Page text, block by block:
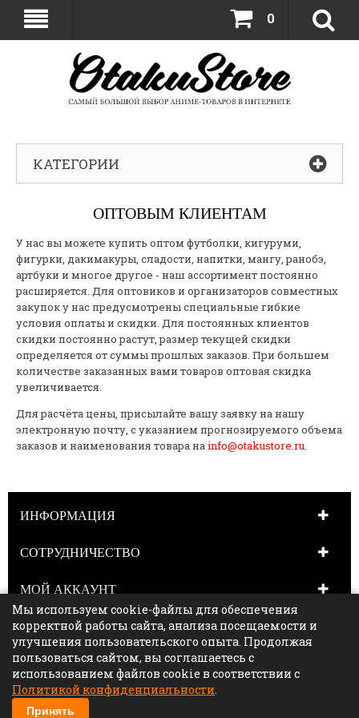
0
КАТЕГОРИИ
ОПТОВЫМ КЛИЕНТАМ
Унас вы можете купить оптом футболки, кигуруми,
фигурки, дакимакуры, сладости, напитки, мангу, ранобэ,
артбуки и многое другое - наш ассортимент постоянно
расширяется. Для оптовиков и организаторов совместных
закупок у нас предусмотрены специальные гибкие
условия оплаты и скидки. Для постоянных клиентов
скидки постоянно растут, размер текущей скидки
определяется от суммы прошлых заказов. При большем
количестве заказанных вами товаров оптовая скидка
увеличивается.
Для расчёта цены, присылайте вашу заявку на нашу
электронную почту, с указанием прогнозируемого объема
заказов и наименования товара наinfo@otakustore.ru.
ИНФОРМАЦИЯ
СОТРУДНИЧЕСТВО
МОЙ АККАУНТ
НАШИ ПАРТНЁРЫ
КОНТАКТЫ
Мы используем cookie-файлы для обеспечения
корректной работы сайта, анализа посещаемости и
улучшения пользовательского опыта. Продолжая
пользоваться сайтом, вы соглашаетесь с
использованием файлов cookie в соответствии с
Политикой конфиденциальности.
Принять